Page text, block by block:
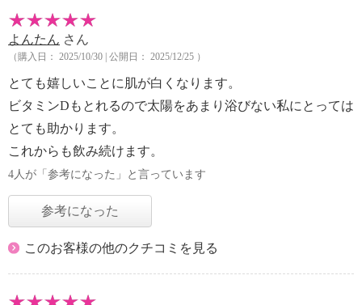
よんたん さん
（購入日： 2025/10/30 | 公開日： 2025/12/25 ）
とても嬉しいことに肌が白くなります。
ビタミンDもとれるので太陽をあまり浴びない私にとっては
とても助かります。
これからも飲み続けます。
4人が「参考になった」と言っています
参考になった
このお客様の他のクチコミを見る